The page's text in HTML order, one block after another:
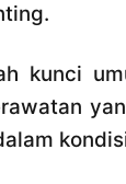
kunci